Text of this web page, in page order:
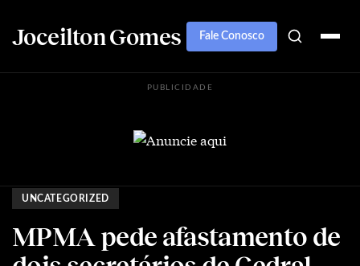
Joceilton Gomes Fale Conosco
PUBLICIDADE
UNCATEGORIZED
MPMA pede afastamento de